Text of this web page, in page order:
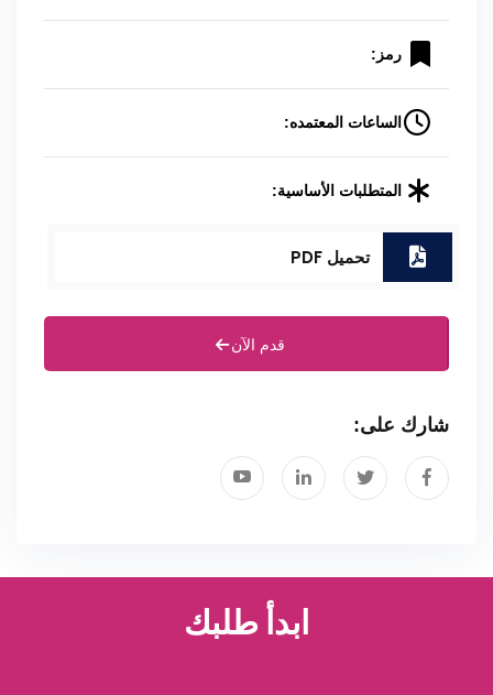
رمز:
الساعات المعتمده:
المتطلبات الأساسية:
تحميل PDF
قدم الآن
شارك على:
ابدأ طلبك